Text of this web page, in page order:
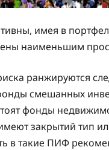
имея в
наименьшим
ранжируются
смешанных
фонды
закрытий тип
в такие ПИФ